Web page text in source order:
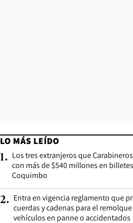
LO MÁS LEÍDO
1. Los tres extranjeros que
con más de $540 millones en
Coquimbo
2. Entra en vigencia reglamento que
cuerdas y cadenas para el
vehículos en panne o accidentados